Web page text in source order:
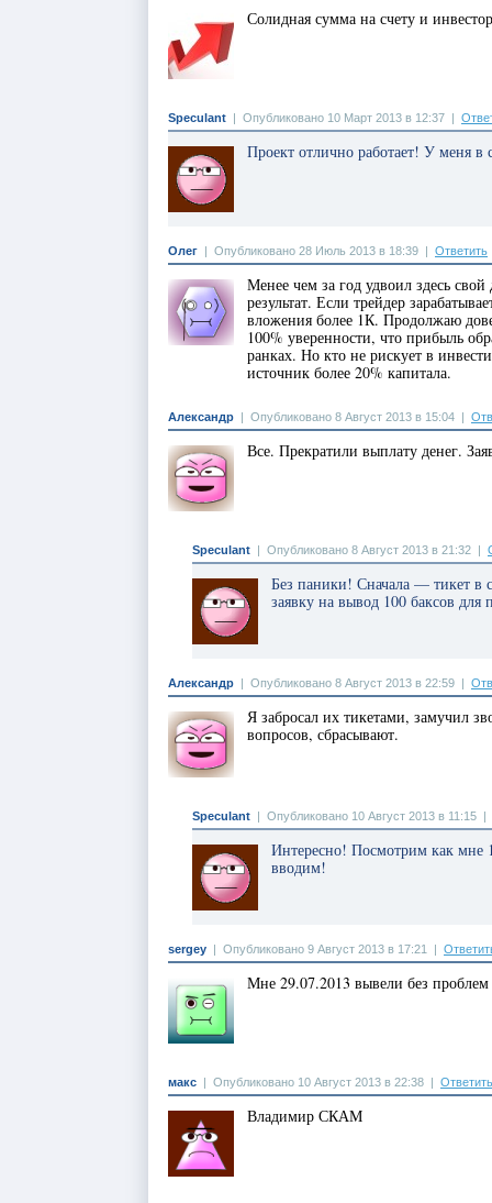
Солидная сумма на счету и
Speculant | Опубликовано 10 Март 2013 в 12:37 |
Проект отлично работает! У меня
Олег | Опубликовано 28 Июль 2013 в 18:39 | Ответить
Менее чем за год удвоил здесь
результат. Если трейдер
вложения более 1К. Продолжаю
100% уверенности, что прибыль
ранках. Но кто не рискует в
источник более 20% капитала.
Александр | Опубликовано 8 Август 2013 в 15:04 |
Все. Прекратили выплату денег.
Speculant | Опубликовано 8 Август 2013 в 21:32 |
Без паники! Сначала — тикет в
заявку на вывод 100 баксов
Александр | Опубликовано 8 Август 2013 в 22:59 |
Я забросал их тикетами, замучил
вопросов, сбрасывают.
Speculant | Опубликовано 10 Август 2013 в 11:15 |
Интересно! Посмотрим как мне
вводим!
sergey | Опубликовано 9 Август 2013 в 17:21 |
Мне 29.07.2013 вывели без проблем
макс | Опубликовано 10 Август 2013 в 22:38 | Ответить
Владимир СКАМ